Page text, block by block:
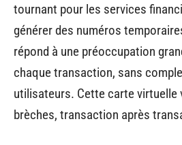
tournant pour les services
générer des numéros
répond à une préoccupation
chaque transaction, sans
utilisateurs. Cette carte virtuelle
brèches, transaction après